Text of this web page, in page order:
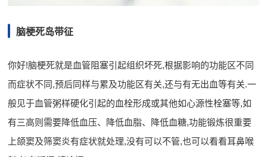
脑梗死岛带征
你好!脑梗死就是血管阻塞引起组织坏死,根据影响的功能区不同
而症状不同,预后同样与累及功能区有关,还与有无出血等有关.一
般见于血管粥样硬化引起的血栓形成或其他如心源性栓塞等,如
有三高则需要降低血压、降低血脂、降低血糖,功能锻炼很重要
上颌窦及筛窦炎有症状就处理,没有可以不管,也可以看看耳鼻喉